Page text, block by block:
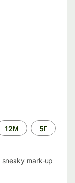
12М 5Г
mark-up